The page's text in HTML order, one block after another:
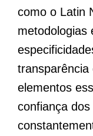
como o Latin
metodologias
transparência
elementos
confiança